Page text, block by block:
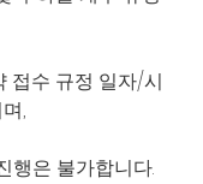
접수 규정 일자/시
,
행은 불가합니다.